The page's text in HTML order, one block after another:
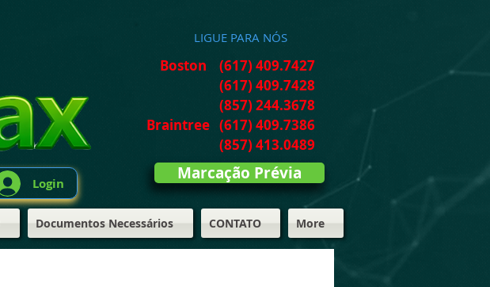
Login
Documentos Necessários CONTATO More
LIGUE PARA NÓS
Boston
(617) 409.7427
(617) 409.7428
(857) 244.3678
Braintree (617) 409.7386
(857) 413.0489
Marcação Prévia